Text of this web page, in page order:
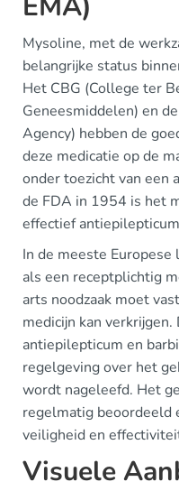
Mysoline, met de
belangrijke status
Het CBG (College ter
Geneesmiddelen) en
Agency) hebben de
deze medicatie op de
onder toezicht van een
de FDA in 1954 is het
effectief
In de meeste
als een receptplichtig
arts noodzaak moet
medicijn kan
antiepilepticum en
regelgeving over het
wordt nageleefd. Het
regelmatig beoordeeld
veiligheid en
Visuele